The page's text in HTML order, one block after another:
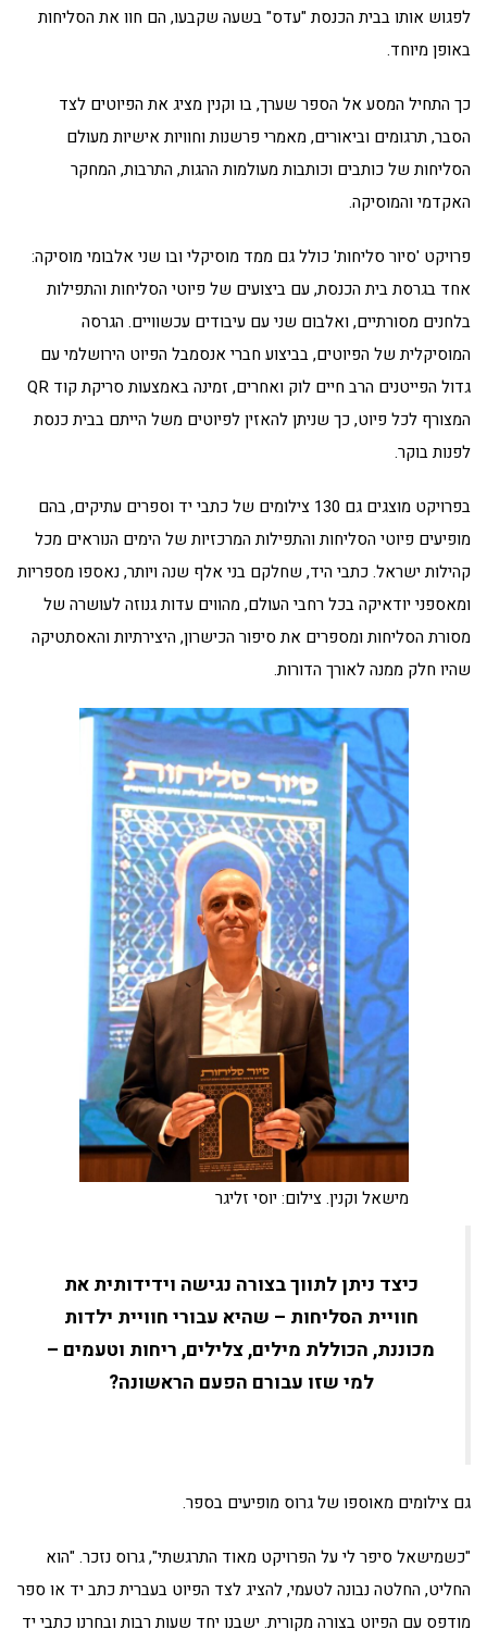
לפגוש אותו בבית הכנסת "עדס" בשעה שקבעו, הם חוו את הסליחות
באופן מיוחד.
כך התחיל המסע אל הספר שערך, בו וקנין מציג את הפיוטים לצד
הסבר, תרגומים וביאורים, מאמרי פרשנות וחוויות אישיות מעולם
הסליחות של כותבים וכותבות מעולמות ההגות, התרבות, המחקר
האקדמי והמוסיקה.
פרויקט 'סיור סליחות' כולל גם ממד מוסיקלי ובו שני אלבומי מוסיקה:
אחד בגרסת בית הכנסת, עם ביצועים של פיוטי הסליחות והתפילות
בלחנים מסורתיים, ואלבום שני עם עיבודים עכשוויים. הגרסה
המוסיקלית של הפיוטים, בביצוע חברי אנסמבל הפיוט הירושלמי עם
גדול הפייטנים הרב חיים לוק ואחרים, זמינה באמצעות סריקת קוד QR
המצורף לכל פיוט, כך שניתן להאזין לפיוטים משל הייתם בבית כנסת
לפנות בוקר.
בפרויקט מוצגים גם 130 צילומים של כתבי יד וספרים עתיקים, בהם
מופיעים פיוטי הסליחות והתפילות המרכזיות של הימים הנוראים מכל
קהילות ישראל. כתבי היד, שחלקם בני אלף שנה ויותר, נאספו מספריות
ומאספני יודאיקה בכל רחבי העולם, מהווים עדות גנוזה לעושרה של
מסורת הסליחות ומספרים את סיפור הכישרון, היצירתיות והאסתטיקה
שהיו חלק ממנה לאורך הדורות.
מישאל וקנין. צילום: יוסי זליגר
כיצד ניתן לתווך בצורה נגישה וידידותית את
חוויית הסליחות – שהיא עבורי חוויית ילדות
מכוננת, הכוללת מילים, צלילים, ריחות וטעמים –
למי שזו עבורם הפעם הראשונה?
גם צילומים מאוספו של גרוס מופיעים בספר.
"כשמישאל סיפר לי על הפרויקט מאוד התרגשתי", גרוס נזכר. "הוא
החליט, החלטה נבונה לטעמי, להציג לצד הפיוט בעברית כתב יד או ספר
מודפס עם הפיוט בצורה מקורית. ישבנו יחד שעות רבות ובחרנו כתבי יד